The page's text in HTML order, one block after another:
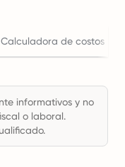
Calculadora de costos
informativos y no
o laboral.